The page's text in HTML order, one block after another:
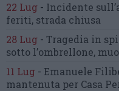
22 Lug - Incidente
feriti, strada chiusa
28 Lug - Tragedia in
sotto l’ombrellone,
11 Lug - Emanuele
mantenuta per Casa